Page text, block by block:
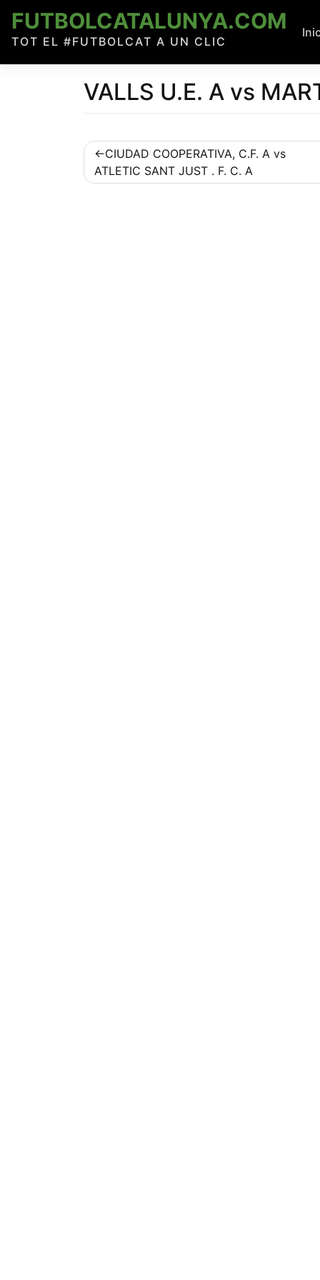
content
FUTBOLCATALUNYA.COM
TOT EL #FUTBOLCAT A UN CLIC
VALLS U.E. A vs
Navegació
d'entrades
CIUDAD COOPERATIVA, C.F. A vs
ATLETIC SANT JUST . F. C. A